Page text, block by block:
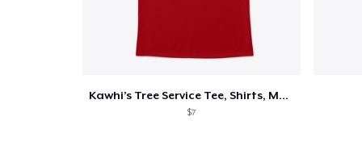
Kawhi’s Tree Service Tee, Shirts, Mug
$7